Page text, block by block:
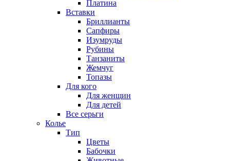
Платина
Вставки
Бриллианты
Сапфиры
Изумруды
Рубины
Танзаниты
Жемчуг
Топазы
Для кого
Для женщин
Для детей
Все серьги
Колье
Тип
Цветы
Бабочки